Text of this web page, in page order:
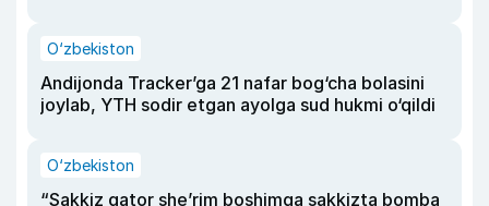
O‘zbekiston
Andijonda Tracker’ga 21 nafar bog‘cha bolasini
joylab, YTH sodir etgan ayolga sud hukmi o‘qildi
O‘zbekiston
“Sakkiz qator she’rim boshimga sakkizta bomba